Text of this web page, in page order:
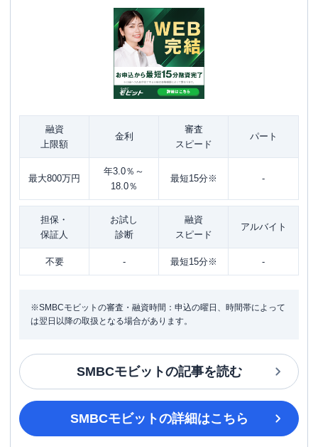
融資
上限額
金利
審査
スピード
パート
最大800万円
年3.0％～
18.0％
最短15分※ -
担保・
保証人
お試し
診断
融資
スピード
アルバイト
不要 - 最短15分※ -
※SMBCモビットの審査・融資時間：申込の曜日、時間帯によって
は翌日以降の取扱となる場合があります。
SMBCモビットの記事を読む
SMBCモビットの詳細はこちら